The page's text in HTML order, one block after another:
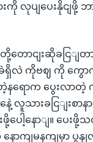
လုပျပေးနိုငျဖို့ ဘာ
တို့တောငျးဆိုခငြျ
ရှိလဲ ကိုဗဈ ကို ကွော
နရောက ပွေးလာတဲ့ က
သားခငြျးစာန
ေါ့နောျ။ ပေးဖို့
ောကျမနကျမှာ ပွန